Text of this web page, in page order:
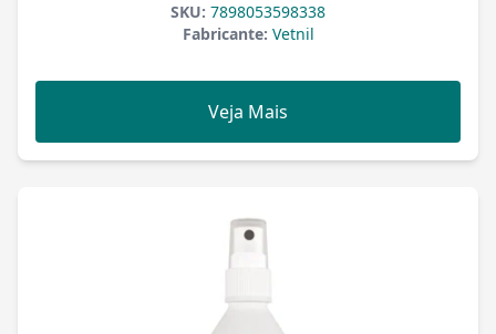
SKU: 7898053598338
Fabricante: Vetnil
Veja Mais